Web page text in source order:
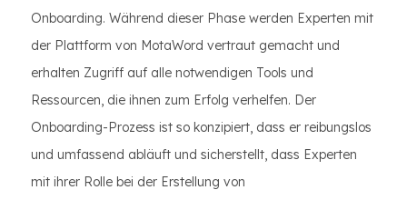
Onboarding. Während dieser Phase werden Experten mit
der Plattform von MotaWord vertraut gemacht und
erhalten Zugriff auf alle notwendigen Tools und
Ressourcen, die ihnen zum Erfolg verhelfen. Der
Onboarding-Prozess ist so konzipiert, dass er reibungslos
und umfassend abläuft und sicherstellt, dass Experten
mit ihrer Rolle bei der Erstellung von